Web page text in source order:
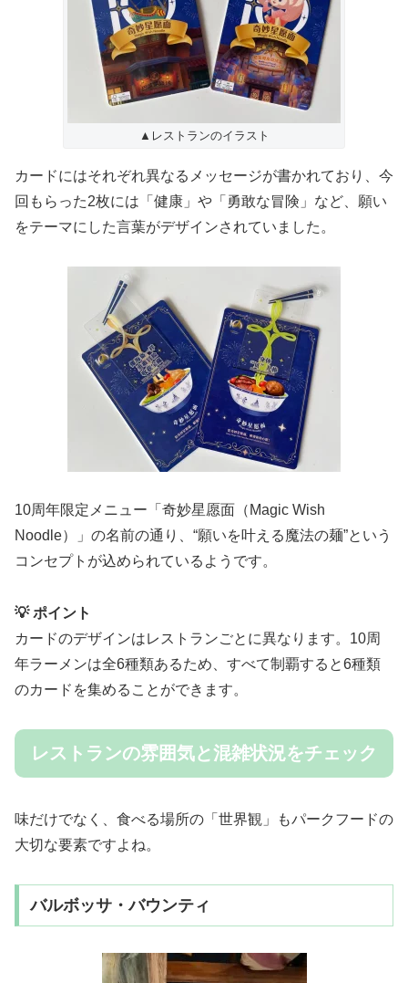
▲レストランのイラスト
カードにはそれぞれ異なるメッセージが書かれており、今
回もらった2枚には「健康」や「勇敢な冒険」など、願い
をテーマにした言葉がデザインされていました。
10周年限定メニュー「奇妙星愿面（Magic Wish
Noodle）」の名前の通り、“願いを叶える魔法の麺”という
コンセプトが込められているようです。
💡 ポイント
カードのデザインはレストランごとに異なります。10周
年ラーメンは全6種類あるため、すべて制覇すると6種類
のカードを集めることができます。
レストランの雰囲気と混雑状況をチェック
味だけでなく、食べる場所の「世界観」もパークフードの
大切な要素ですよね。
バルボッサ・バウンティ